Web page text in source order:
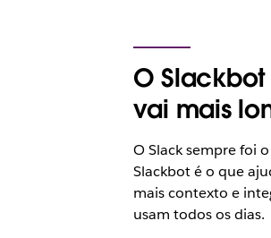
O
vai mais
O Slack sempre foi
Slackbot é o que
mais contexto e
usam todos os dias.